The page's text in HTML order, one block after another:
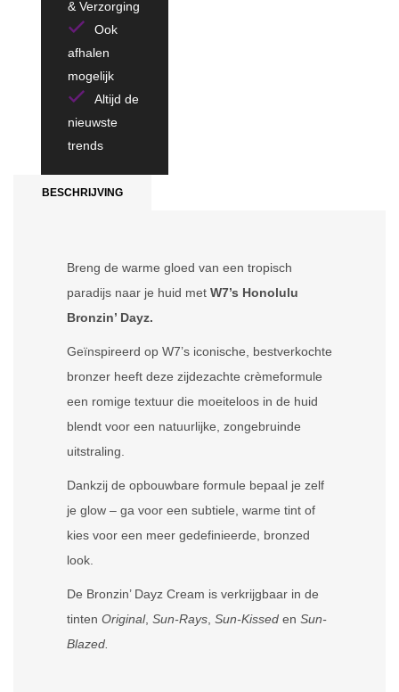
& Verzorging
Ook
afhalen
mogelijk
Altijd de
nieuwste
trends
BESCHRIJVING
Breng de warme gloed van een tropisch
paradijs naar je huid met W7’s Honolulu
Bronzin’ Dayz.
Geïnspireerd op W7’s iconische, bestverkochte
bronzer heeft deze zijdezachte crèmeformule
een romige textuur die moeiteloos in de huid
blendt voor een natuurlijke, zongebruinde
uitstraling.
Dankzij de opbouwbare formule bepaal je zelf
je glow – ga voor een subtiele, warme tint of
kies voor een meer gedefinieerde, bronzed
look.
De Bronzin’ Dayz Cream is verkrijgbaar in de
tinten Original, Sun-Rays Sun-Kissed en Sun-
Blazed.